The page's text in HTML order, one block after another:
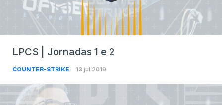
LPCS | Jornadas 1 e 2
COUNTER-STRIKE 13 jul 2019